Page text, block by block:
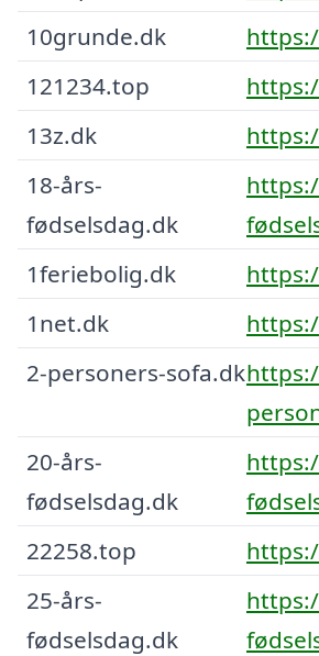
10grunde.dk
121234.top
13z.dk
18-års-
fødselsdag.dk
1feriebolig.dk
1net.dk
2-personers-sofa.dk
20-års-
fødselsdag.dk
22258.top
25-års-
fødselsdag.dk